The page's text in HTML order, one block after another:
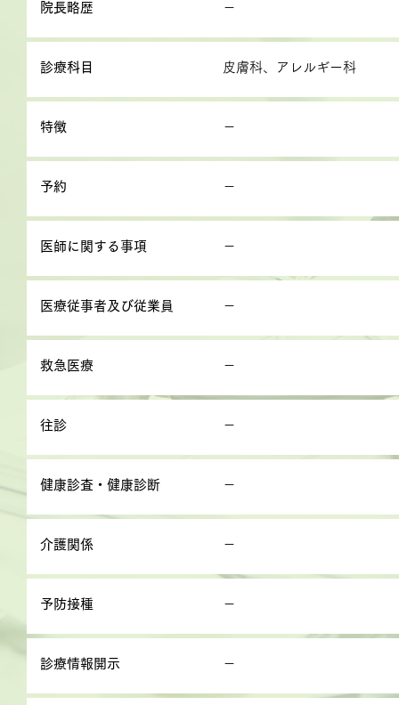
院長略歴 －
診療科目 皮膚科、アレルギー科
特徴 －
予約 －
医師に関する事項 －
医療従事者及び従業員 －
救急医療 －
往診 －
健康診査・健康診断 －
介護関係 －
予防接種 －
診療情報開示 －